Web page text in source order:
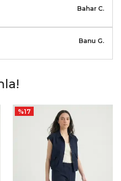
Bahar C.
Banu G.
%17